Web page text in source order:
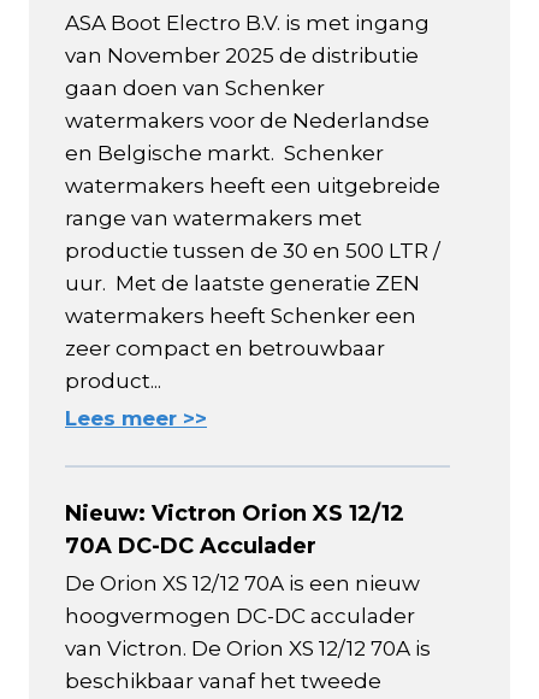
ASA Boot Electro B.V. is met ingang
van November 2025 de distributie
gaan doen van Schenker
watermakers voor de Nederlandse
en Belgische markt. Schenker
watermakers heeft een uitgebreide
range van watermakers met
productie tussen de 30 en 500 LTR /
uur. Met de laatste generatie ZEN
watermakers heeft Schenker een
zeer compact en betrouwbaar
product...
Lees meer >>
Nieuw: Victron Orion XS 12/12
70A DC-DC Acculader
De Orion XS 12/12 70A is een nieuw
hoogvermogen DC-DC acculader
van Victron. De Orion XS 12/12 70A is
beschikbaar vanaf het tweede